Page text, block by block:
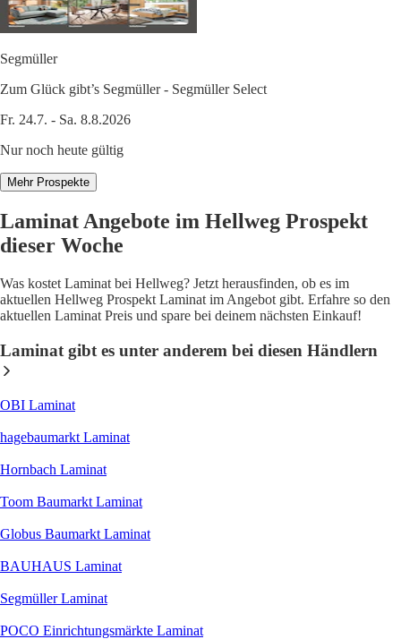
Segmüller
Zum Glück gibt’s Segmüller - Segmüller Select
Fr. 24.7. - Sa. 8.8.2026
Nur noch heute gültig
Mehr Prospekte
Laminat Angebote im Hellweg Prospekt
dieser Woche
Was kostet Laminat bei Hellweg? Jetzt herausfinden, ob es im
aktuellen Hellweg Prospekt Laminat im Angebot gibt. Erfahre so den
aktuellen Laminat Preis und spare bei deinem nächsten Einkauf!
Laminat gibt es unter anderem bei diesen Händlern
OBI Laminat
hagebaumarkt Laminat
Hornbach Laminat
Toom Baumarkt Laminat
Globus Baumarkt Laminat
BAUHAUS Laminat
Segmüller Laminat
POCO Einrichtungsmärkte Laminat